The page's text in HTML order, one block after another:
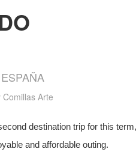
Arte
destination trip for this
and affordable outing.